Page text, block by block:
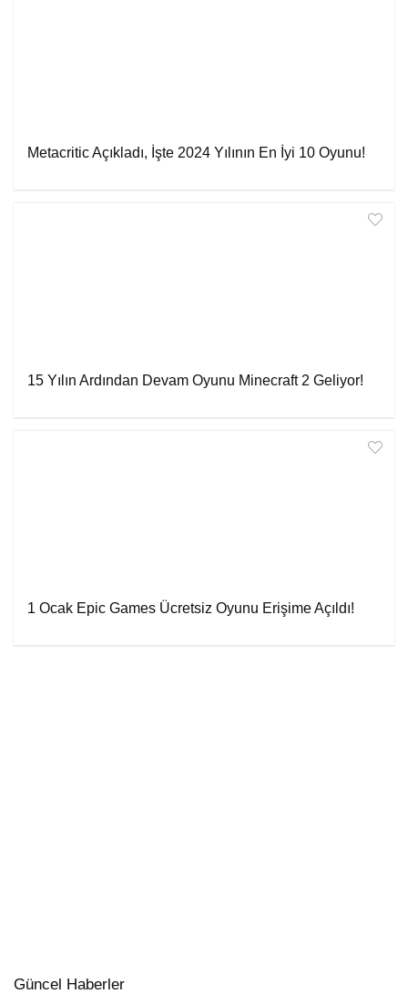
Metacritic Açıkladı, İşte 2024 Yılının En İyi 10 Oyunu!
15 Yılın Ardından Devam Oyunu Minecraft 2 Geliyor!
1 Ocak Epic Games Ücretsiz Oyunu Erişime Açıldı!
Güncel Haberler